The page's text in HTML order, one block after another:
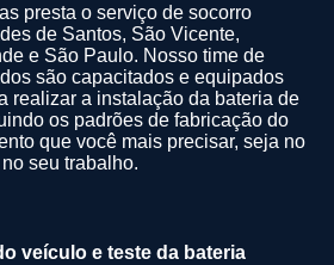
presta o serviço de socorro
de Santos, São Vicente,
e São Paulo. Nosso time de
são capacitados e equipados
realizar a instalação da bateria de
os padrões de fabricação do
que você mais precisar, seja no
seu trabalho.
veículo e teste da bateria